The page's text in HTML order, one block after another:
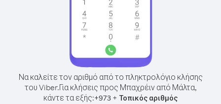
Να καλείτε τον αριθμό από το πληκτρολόγιο κλήσης
του Viber.Για κλήσεις προς Μπαχρέιν από Μάλτα,
κάντε τα εξής:+973 + Τοπικός αριθμός